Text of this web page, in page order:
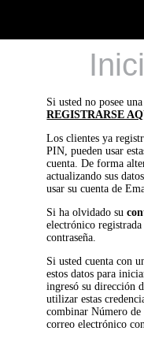
Si usted no posee
REGISTRARSE
Los clientes ya
PIN, pueden usar
cuenta. De forma
actualizando sus
usar su cuenta de
Si ha olvidado su
electrónico
contraseña.
Si usted cuenta con
estos datos para
ingresó su dirección
utilizar estas
combinar Número de
correo electrónico